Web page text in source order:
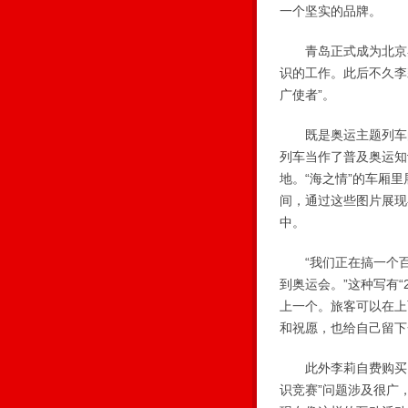
一个坚实的品牌。
青岛正式成为北京
识的工作。此后不久
广使者”。
既是奥运主题列车
列车当作了普及奥运
地。“海之情”的车厢
间，通过这些图片展
中。
“我们正在搞一个百
到奥运会。”这种写有
上一个。旅客可以在
和祝愿，也给自己留
此外李莉自费购买
识竞赛”问题涉及很广